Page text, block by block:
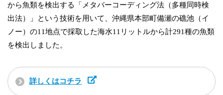
から魚類を検出する「メタバーコーディング法（多種同時検
出法）」という技術を用いて、沖縄県本部町備瀬の礁池（イ
ノー）の11地点で採取した海水11リットルから計291種の魚類
を検出しました。
詳しくはコチラ